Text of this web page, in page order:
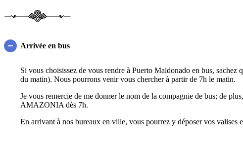
Arrivée en bus
Si vous choisissez de vous rendre à Puerto Maldonado en bus,
du matin). Nous pourrons venir vous chercher à partir de 7h le matin.
Je vous remercie de me donner le nom de la compagnie de bus; de
AMAZONIA dès 7h.
En arrivant à nos bureaux en ville, vous pourrez y déposer vos valises